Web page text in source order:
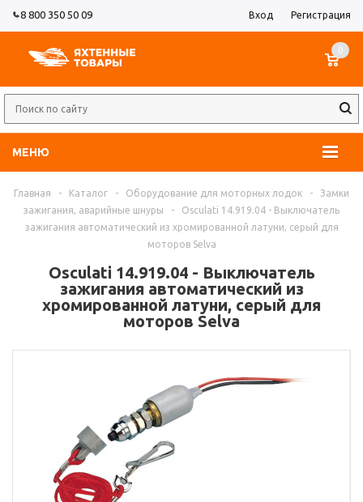
8 800 350 50 09 Вход Регистрация
МЕНЮ
0
Главная - Каталог - Оборудование для моторных лодок -
Замки
зажигания, аварийные шнуры
-
Osculati 14.919.04 - Выключатель
зажигания автоматический из хромированной латуни, серый для
моторов Selva
Osculati 14.919.04 - Выключатель
зажигания автоматический из
хромированной латуни, серый для
моторов Selva